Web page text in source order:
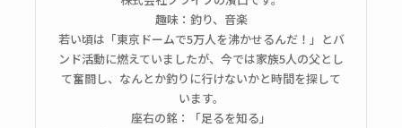
趣味：釣り、音楽
若い頃は「東京ドームで5万人を沸かせるんだ！」とバ
ンド活動に燃えていましたが、今では家族5人の父とし
て奮闘し、なんとか釣りに行けないかと時間を探して
います。
座右の銘：「足るを知る」